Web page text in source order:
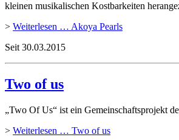
kleinen musikalischen Kostbarkeiten
> Weiterlesen … Akoya Pearls
Seit 30.03.2015
Two of us
„Two Of Us“ ist ein Gemeinschaftsprojekt
> Weiterlesen … Two of us